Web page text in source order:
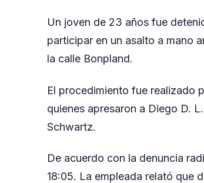
Un joven de 23 años fue
participar en un asalto a mano
la calle Bonpland.
El procedimiento fue realizado
quienes apresaron a Diego D.
Schwartz.
De acuerdo con la denuncia
18:05. La empleada relató que